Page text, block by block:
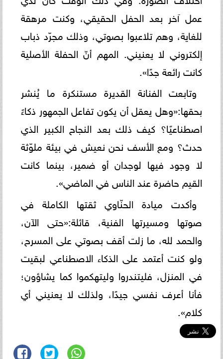
عمل آخر بعد الحفل الحقيقي، وكنت مرهقة
للغاية، وهم تلاعبوا بصوتي، وذلك مجرّد ذباب
إلكتروني لا يعنيني. المهم أنّ الحفلة الأصلية
كانت رائعة جدًا».
وتابعت الفنانة القديرة مستنكرة ما يُنشر
بحقها:«وهل يعقل أن يكون تفاعل الجمهور ذكاءً
اصطناعيًا؟ كيف ذلك بعد النجاح الكبير الذي
حدث؟ ومع الأسف نحن نعيش في بيئة ملوّثة
لا وجود فيها لوجدان أو ضمير، بينما كانت
القيم حاضرة عند الناس في الماضي».
وأكدت ميادة الحنّاوي ثقتها الكاملة في
صوتها ومسيرتها الفنية، قائلة:«حتى الآن،
والحمد لله، ما زلت أقف بصوتي على المسرح،
ولو كنت أعتمد على الذكاء الاصطناعي لبقيت
في المنزل، فليتندروا وليتهكموا كما يشاؤون؛
فأنا أعرف نفسي جيدًا، ولذلك لا يعنيني أي
كلام».